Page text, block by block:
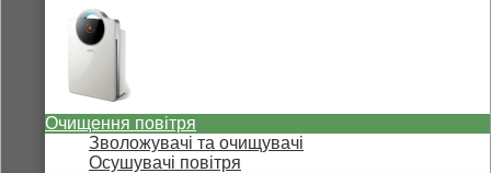
Очищення повітря
Зволожувачі та очищувачі
Осушувачі повітря